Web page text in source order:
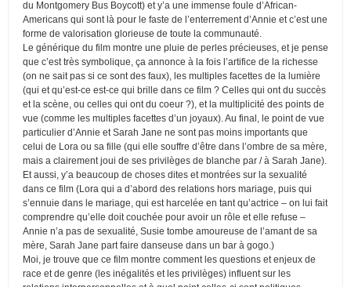
du Montgomery Bus Boycott) et y’a une immense foule d’African-
Americans qui sont là pour le faste de l’enterrement d’Annie et c’est une
forme de valorisation glorieuse de toute la communauté.
Le générique du film montre une pluie de perles précieuses, et je pense
que c’est très symbolique, ça annonce à la fois l’artifice de la richesse
(on ne sait pas si ce sont des faux), les multiples facettes de la lumière
(qui et qu’est-ce est-ce qui brille dans ce film ? Celles qui ont du succès
et la scène, ou celles qui ont du coeur ?), et la multiplicité des points de
vue (comme les multiples facettes d’un joyaux). Au final, le point de vue
particulier d’Annie et Sarah Jane ne sont pas moins importants que
celui de Lora ou sa fille (qui elle souffre d’être dans l’ombre de sa mère,
mais a clairement joui de ses privilèges de blanche par / à Sarah Jane).
Et aussi, y’a beaucoup de choses dites et montrées sur la sexualité
dans ce film (Lora qui a d’abord des relations hors mariage, puis qui
s’ennuie dans le mariage, qui est harcelée en tant qu’actrice – on lui fait
comprendre qu’elle doit couchée pour avoir un rôle et elle refuse –
Annie n’a pas de sexualité, Susie tombe amoureuse de l’amant de sa
mère, Sarah Jane part faire danseuse dans un bar à gogo.)
Moi, je trouve que ce film montre comment les questions et enjeux de
race et de genre (les inégalités et les privilèges) influent sur les